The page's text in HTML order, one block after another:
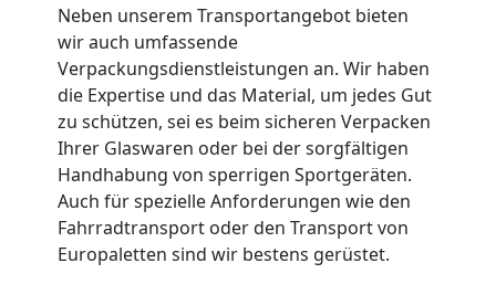
Neben unserem Transportangebot bieten
wir auch umfassende
Verpackungsdienstleistungen an. Wir haben
die Expertise und das Material, um jedes Gut
zu schützen, sei es beim sicheren Verpacken
Ihrer Glaswaren oder bei der sorgfältigen
Handhabung von sperrigen Sportgeräten.
Auch für spezielle Anforderungen wie den
Fahrradtransport oder den Transport von
Europaletten sind wir bestens gerüstet.
Neustadt
Umzug
Mann